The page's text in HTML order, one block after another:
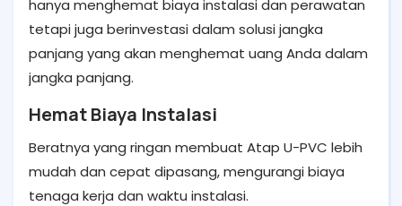
hanya menghemat biaya instalasi dan perawatan
tetapi juga berinvestasi dalam solusi jangka
panjang yang akan menghemat uang Anda dalam
jangka panjang.
Hemat Biaya Instalasi
Beratnya yang ringan membuat Atap U-PVC lebih
mudah dan cepat dipasang, mengurangi biaya
tenaga kerja dan waktu instalasi.